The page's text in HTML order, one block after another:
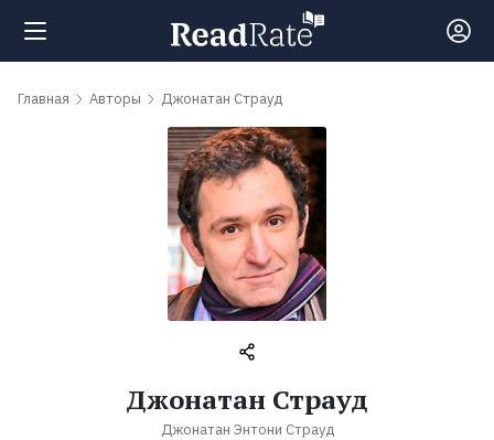
Поиск
обсуждаемые
Главная Авторы Джонатан Страуд
Джонатан Страуд
Джонатан Энтони Страуд